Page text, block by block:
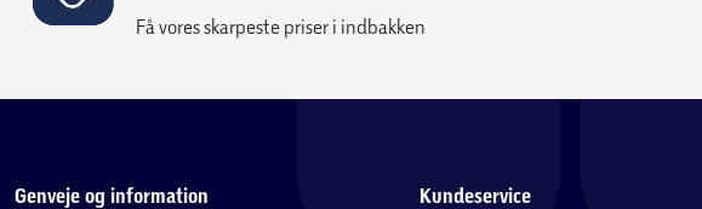
Få vores skarpeste priser i indbakken
Genveje og information Kundeservice